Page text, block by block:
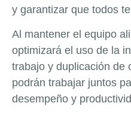
y garantizar que todos
Al mantener el equipo
optimizará el uso de la
trabajo y duplicación de
podrán trabajar juntos
desempeño y